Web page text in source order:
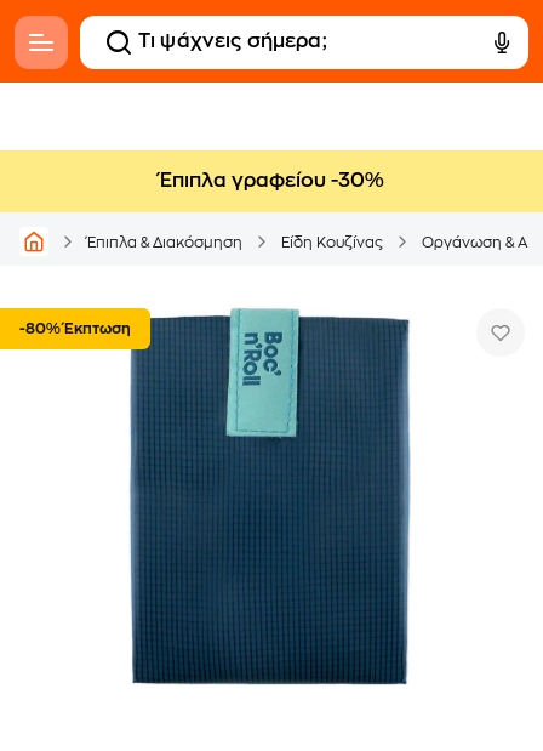
Έπιπλα γραφείου -30%
Έπιπλα & Διακόσμηση Είδη Κουζίνας Οργάνωση &
-80% Έκπτωση